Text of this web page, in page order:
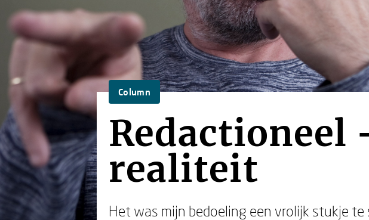
Column
Redactioneel
realiteit
Het was mijn bedoeling een vrolijk stukje